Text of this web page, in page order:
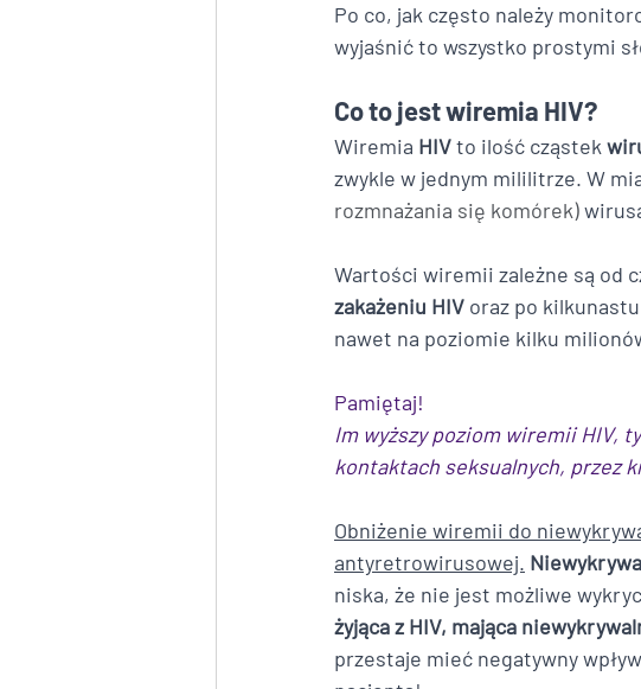
Po co, jak często należy
wyjaśnić to wszystko prostymi
Co to jest wiremia HIV?
Wiremia HIV to ilość cząstek
zwykle w jednym mililitrze. W
rozmnażania się komórek)
Wartości wiremii zależne są od
zakażeniu HIV oraz po
nawet na poziomie kilku
Pamiętaj!
Im wyższy poziom wiremii HIV,
kontaktach seksualnych, przez
Obniżenie wiremii do
antyretrowirusowej.
niska, że nie jest możliwe
żyjąca z HIV, mająca
przestaje mieć negatywny